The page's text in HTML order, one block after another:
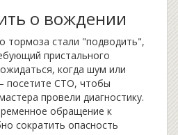
о вождении
тормоза стали "подводить",
пристального
когда шум или
посетите СТО, чтобы
провели диагностику.
обращение к
сократить опасность